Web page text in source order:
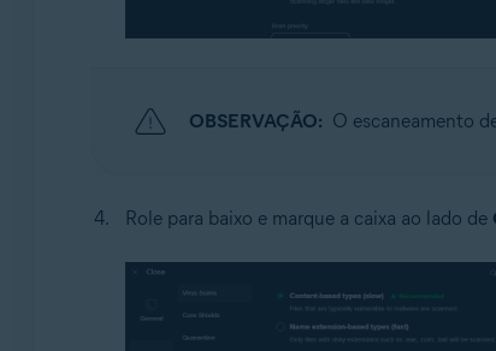
OBSERVAÇÃO: O escaneamento
Role para baixo e marque a caixa ao lado de